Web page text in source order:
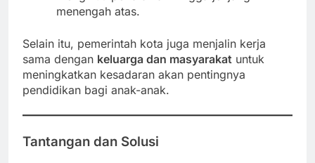
menengah atas.
Selain itu, pemerintah kota juga menjalin kerja
sama dengan keluarga dan masyarakat untuk
meningkatkan kesadaran akan pentingnya
pendidikan bagi anak-anak.
Tantangan dan Solusi